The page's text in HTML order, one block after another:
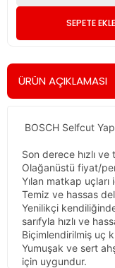
SEPETE EKLE
ÜRÜN AÇIKLAMASI
BOSCH Selfcut
Son derece hızlı
Olağanüstü fiyat/
Yılan matkap
Temiz ve hassas
Yenilikçi
sarıfyla hızlı ve
Biçimlendirilmiş uç
Yumuşak ve sert
için uygundur.